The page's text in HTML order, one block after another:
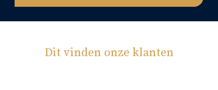
Dit vinden onze klanten